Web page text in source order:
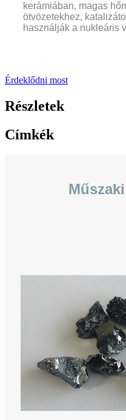
kerámiában, magas
ötvözetekhez,
használják a nukleáris
Érdeklődni most
Részletek
Címkék